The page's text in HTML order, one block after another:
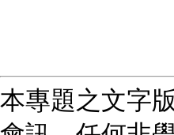
本專題之文字